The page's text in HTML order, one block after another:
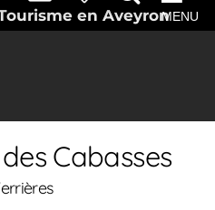
en AveyronMENU
Cabasses